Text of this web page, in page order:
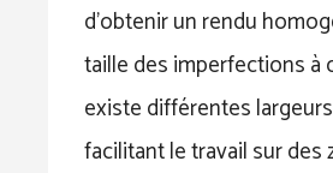
d’obtenir un rendu
taille des imperfections à
existe différentes
facilitant le travail sur des